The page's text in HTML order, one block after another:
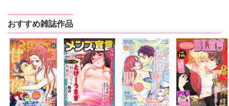
冬坂ころも
冬坂ころも
サクラサクヤ
おすすめ雑誌作品